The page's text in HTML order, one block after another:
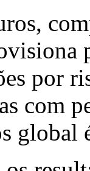
por
com
global